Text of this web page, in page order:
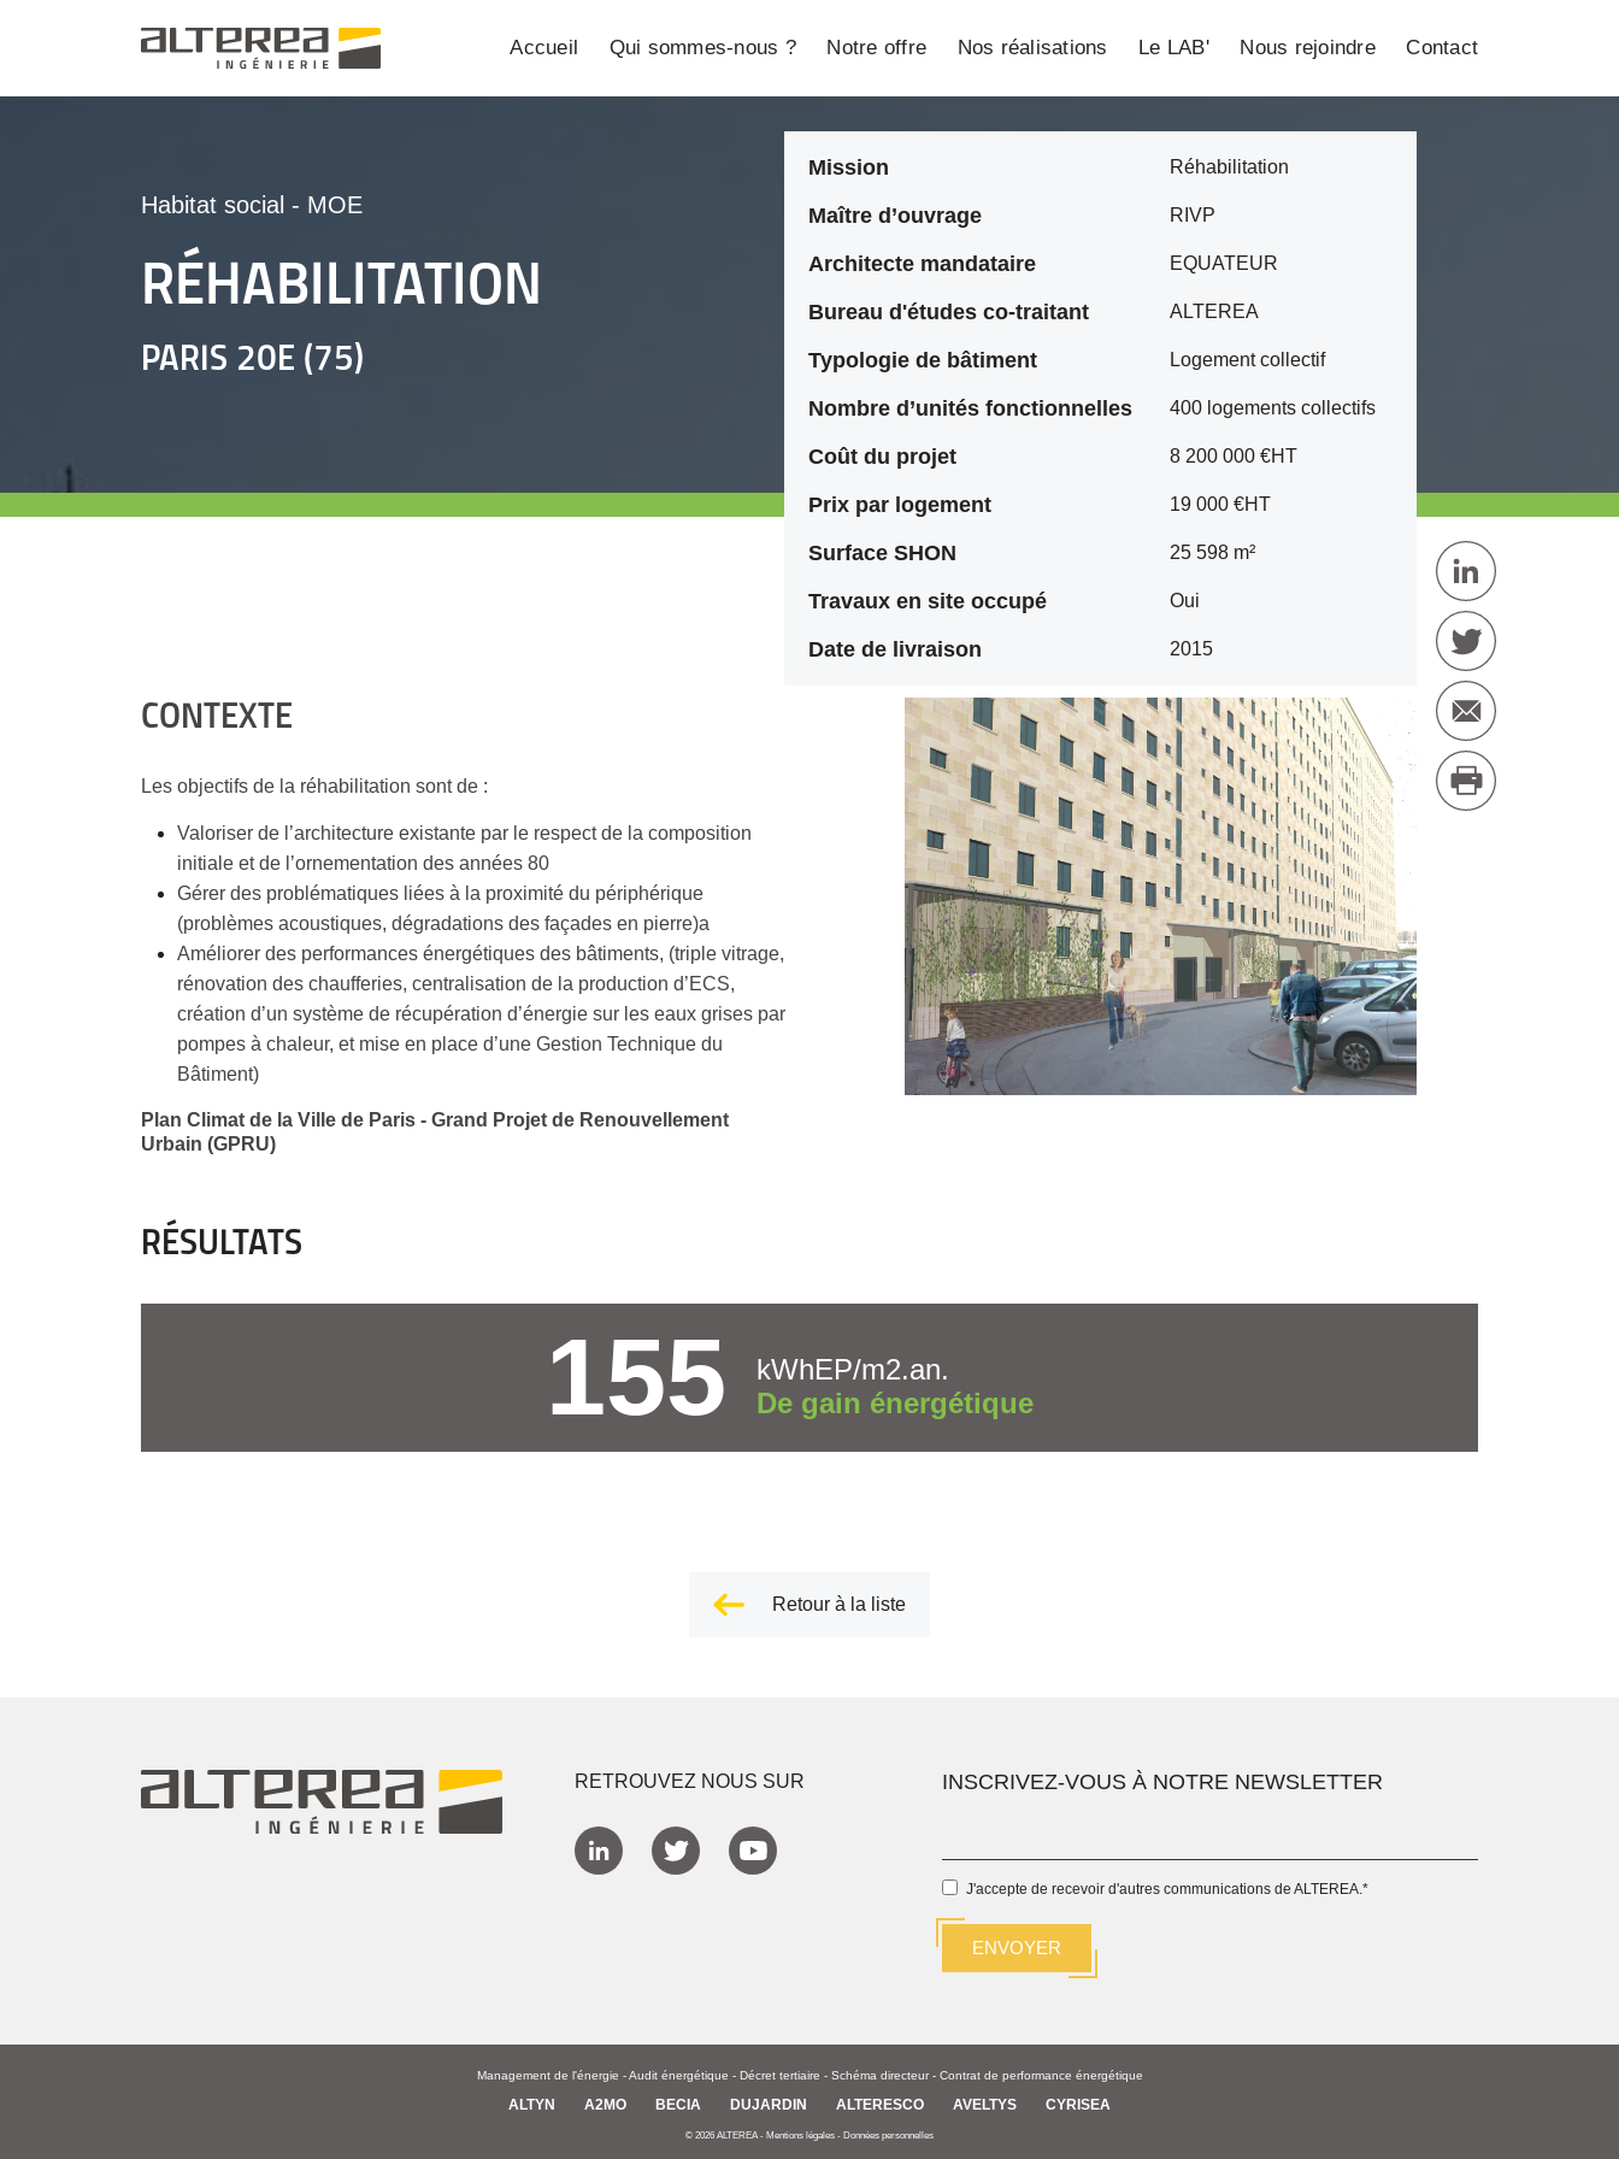
Accueil Qui sommes-nous ? Notre offre Nos réalisations Le LAB' Nous rejoindre Contact
Habitat social - MOE
RÉHABILITATION
PARIS 20E (75)
Mission Réhabilitation
Maître d’ouvrage RIVP
Architecte mandataire EQUATEUR
Bureau d'études co-traitant ALTEREA
Typologie de bâtiment Logement collectif
Nombre d’unités fonctionnelles 400 logements collectifs
Coût du projet 8 200 000 €HT
Prix par logement 19 000 €HT
Surface SHON 25 598 m²
Travaux en site occupé Oui
Date de livraison 2015
CONTEXTE
Les objectifs de la réhabilitation sont de :
Valoriser de l’architecture existante par le respect de la composition
initiale et de l’ornementation des années 80
Gérer des problématiques liées à la proximité du périphérique
(problèmes acoustiques, dégradations des façades en pierre)a
Améliorer des performances énergétiques des bâtiments, (triple vitrage,
rénovation des chaufferies, centralisation de la production d’ECS,
création d’un système de récupération d’énergie sur les eaux grises par
pompes à chaleur, et mise en place d’une Gestion Technique du
Bâtiment)
Plan Climat de la Ville de Paris - Grand Projet de Renouvellement
Urbain (GPRU)
RÉSULTATS
155
kWhEP/m2.an.
De gain énergétique
Retour à la liste
RETROUVEZ NOUS SUR INSCRIVEZ-VOUS À NOTRE NEWSLETTER
J'accepte de recevoir d'autres communications de ALTEREA.*
Management de l'énergie -Audit énergétique - Décret tertiaire - Schéma directeur - Contrat de performance énergétique
ALTYN A2MO BECIA DUJARDIN ALTERESCO AVELTYS CYRISEA
© 2026 ALTEREA - Mentions légales - Données personnelles